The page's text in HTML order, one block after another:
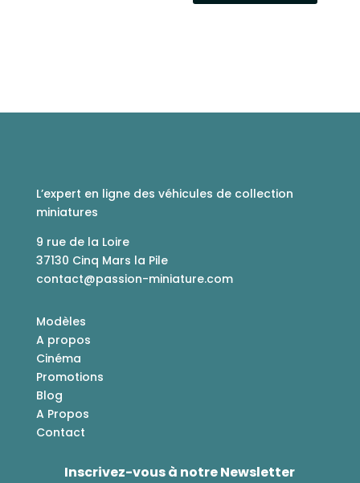
L’expert en ligne des véhicules de collection
miniatures
9 rue de la Loire
37130 Cinq Mars la Pile
contact@passion-miniature.com
Modèles
A propos
Cinéma
Promotions
Blog
A Propos
Contact
Inscrivez-vous à notre Newsletter